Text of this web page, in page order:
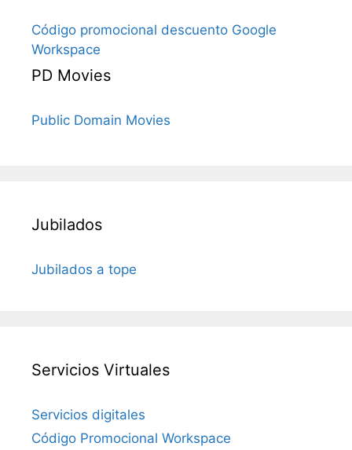
Código promocional descuento Google
Workspace
PD Movies
Public Domain Movies
Jubilados
Jubilados a tope
Servicios Virtuales
Servicios digitales
Código Promocional Workspace